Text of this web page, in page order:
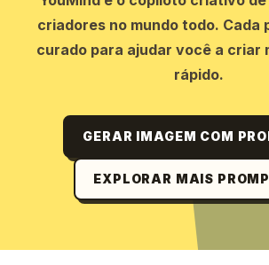
criadores no mundo todo. Cada
curado para ajudar você a criar
rápido.
GERAR IMAGEM COM
EXPLORAR MAIS